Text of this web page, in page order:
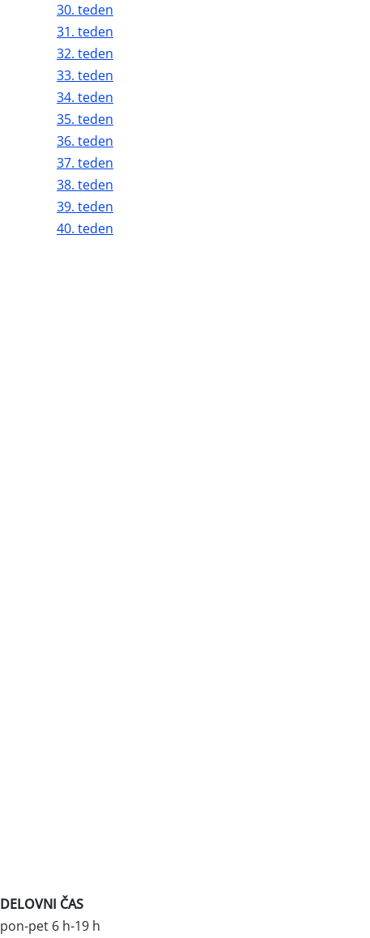
30. teden
31. teden
32. teden
33. teden
34. teden
35. teden
36. teden
37. teden
38. teden
39. teden
40. teden
DELOVNI ČAS
pon-pet 6 h-19 h